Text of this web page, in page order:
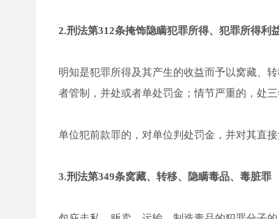
2.刑法第312条掩饰隐瞒犯罪所得、犯罪所得利
明知是犯罪所得及其产生的收益而予以窝藏、
者管制，并处或者单处罚金；情节严重的，处
单位犯前款罪的，对单位判处罚金，并对其直
3.刑法第349条窝藏、转移、隐瞒毒品、毒脏罪